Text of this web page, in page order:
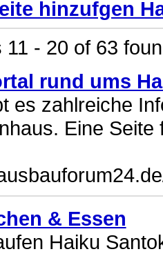
hinzufgen
11 - 20 of 63
rund ums
es zahlreiche
Eine
& Essen
Haiku